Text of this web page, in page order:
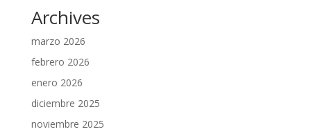
Archives
marzo 2026
febrero 2026
enero 2026
diciembre 2025
noviembre 2025